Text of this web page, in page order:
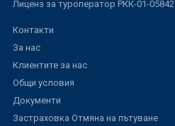
Лиценз за туроператор РКК-01-05842
Контакти
За нас
Клиентите за нас
Общи условия
Документи
Застраховка Отмяна на пътуване